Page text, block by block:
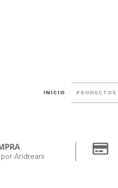
INICIO PRODUCTOS
Andreani